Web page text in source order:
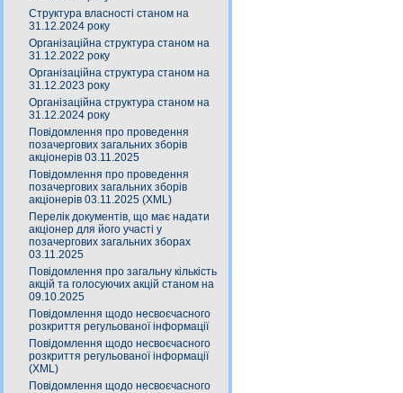
Структура власності станом на
31.12.2024 року
Організаційна структура станом на
31.12.2022 року
Організаційна структура станом на
31.12.2023 року
Організаційна структура станом на
31.12.2024 року
Повідомлення про проведення
позачергових загальних зборів
акціонерів 03.11.2025
Повідомлення про проведення
позачергових загальних зборів
акціонерів 03.11.2025 (XML)
Перелік документів, що має надати
акціонер для його участі у
позачергових загальних зборах
03.11.2025
Повідомлення про загальну кількість
акцій та голосуючих акцій станом на
09.10.2025
Повідомлення щодо несвоєчасного
розкриття регульованої інформації
Повідомлення щодо несвоєчасного
розкриття регульованої інформації
(XML)
Повідомлення щодо несвоєчасного